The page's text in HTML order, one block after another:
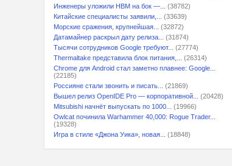
Инженеры уложили HBM на бок —...
(38782)
Китайские специалисты заявили,...
(33639)
Морские сражения, крупнейшая...
(32872)
Датамайнер раскрыл дату релиза...
(31874)
Тысячи сотрудников Google требуют...
(27774)
Thermaltake представила блок питания,...
(26314)
Chrome для Android стал заметно плавнее: Google...
(22185)
Россияне стали звонить и писать...
(21869)
Вышел релиз OpenIDE Pro — корпоративной...
(20428)
Mitsubishi начнёт выпускать по 1000...
(19966)
Owlcat починила Warhammer 40,000: Rogue Trader...
(19328)
Игра в стиле «Джона Уика», новая...
(18848)